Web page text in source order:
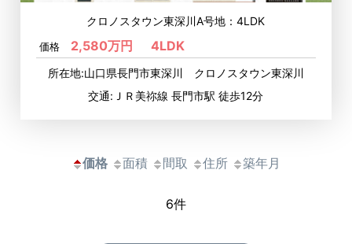
クロノスタウン東深川A号地：4LDK
価格 2,580万円 4LDK
所在地:山口県長門市東深川 クロノスタウン東深川
交通:ＪＲ美祢線 長門市駅 徒歩12分
価格 面積 間取 住所 築年月
6件